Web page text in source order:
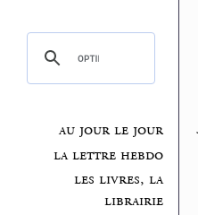
au jour le jour
la lettre hebdo
les livres, la
librairie